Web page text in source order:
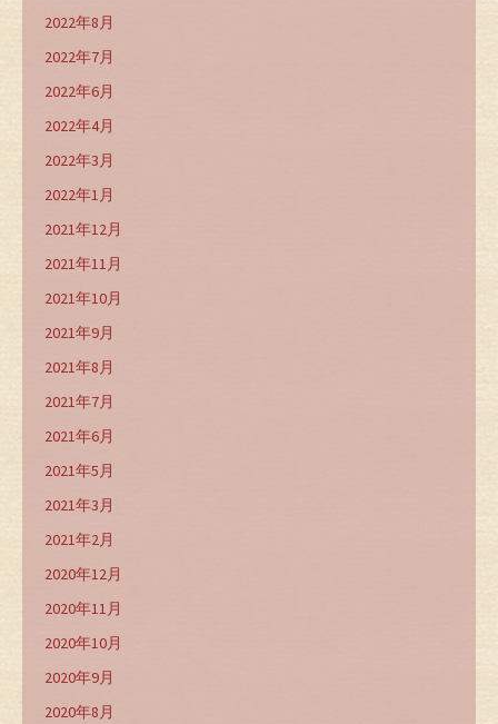
2022年8月
2022年7月
2022年6月
2022年4月
2022年3月
2022年1月
2021年12月
2021年11月
2021年10月
2021年9月
2021年8月
2021年7月
2021年6月
2021年5月
2021年3月
2021年2月
2020年12月
2020年11月
2020年10月
2020年9月
2020年8月